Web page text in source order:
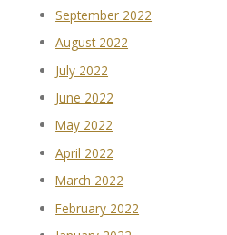
September 2022
August 2022
July 2022
June 2022
May 2022
April 2022
March 2022
February 2022